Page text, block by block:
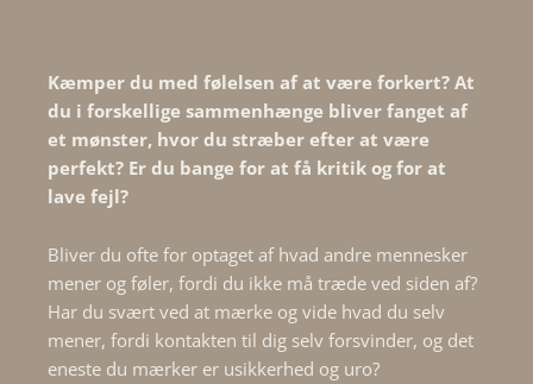
Kæmper du med følelsen af at være forkert? At
du i forskellige sammenhænge bliver fanget af
et mønster, hvor du stræber efter at være
perfekt? Er du bange for at få kritik og for at
lave fejl?
Bliver du ofte for optaget af hvad andre mennesker
mener og føler, fordi du ikke må træde ved siden af?
Har du svært ved at mærke og vide hvad du selv
mener, fordi kontakten til dig selv forsvinder, og det
eneste du mærker er usikkerhed og uro?